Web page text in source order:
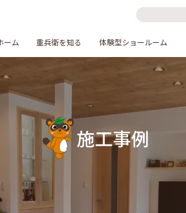
ーム 重兵衛を知る 体験型ショールーム
施工事例